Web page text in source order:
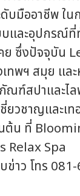
บมืออาชีพ ใ
และอุปกรณ์ที่
ย ซึ่งปัจจุบัน
เทพฯ สมุย แ
สปาและไ
ยวชาญและเ
ที่
Relax Spa
าว โทร